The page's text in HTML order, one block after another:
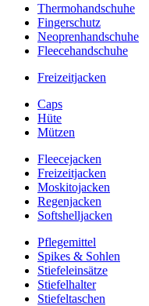
Thermohandschuhe
Fingerschutz
Neoprenhandschuhe
Fleecehandschuhe
Freizeitjacken
Caps
Hüte
Mützen
Fleecejacken
Freizeitjacken
Moskitojacken
Regenjacken
Softshelljacken
Pflegemittel
Spikes & Sohlen
Stiefeleinsätze
Stiefelhalter
Stiefeltaschen